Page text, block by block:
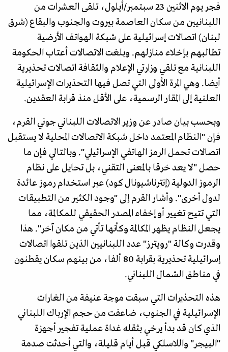
فجر يوم الاثنين 23 سبتمبر/أيلول، تلقى العشرات من
اللبنانيين من سكان العاصمة بيروت والجنوب والبقاع (شرق
لبنان) اتصالات إسرائيلية على شبكة الهواتف الأرضية
تطالبهم بإخلاء منازلهم. وبلغت الاتصالات أعتاب الحكومة
اللبنانية مع تلقي وزارتي الإعلام والثقافة اتصالات تحذيرية
أيضا. وهي المرة الأولى التي تصل فيها التحذيرات الإسرائيلية
العلنية إلى المقار الرسمية، على الأقل منذ قرابة العقدين.
وبحسب بيان صادر عن وزير الاتصالات اللبناني جوني القرم،
فإن "النظام المعتمد داخل شبكة الاتصالات المحلية لا يستقبل
اتصالات تحمل الرمز الهاتفي الإسرائيلي". وبالتالي فإن ما
حصل "لا يعد خرقا بالمعنى التقني، بل تحايل على نظام
الرموز الدولية (إنترناشيونال كود) عبر استخدام رموز عائدة
لدول أخرى". وأشار القرم إلى "وجود الكثير من التطبيقات
التي تتيح تغيير أو إخفاء المصدر الحقيقي للمكالمة، مما
يجعل النظام يظهر المكالمة وكأنها تأتي من مكان آخر". هذا
وقدرت وكالة "رويترز" عدد اللبنانيين الذين تلقوا اتصالات
إسرائيلية تحذيرية بقرابة 80 ألفا، من بينهم سكان يقطنون
في مناطق الشمال اللبناني.
هذه التحذيرات التي سبقت موجة عنيفة من الغارات
الإسرائيلية في الجنوب، ضاعفت من حجم الإرباك اللبناني
الذي كان قد بدأ يرخي بثقله غداة عملية تفجير أجهزة
"البيجر" واللاسلكي قبل أيام قليلة، والتي أحدثت صدمة